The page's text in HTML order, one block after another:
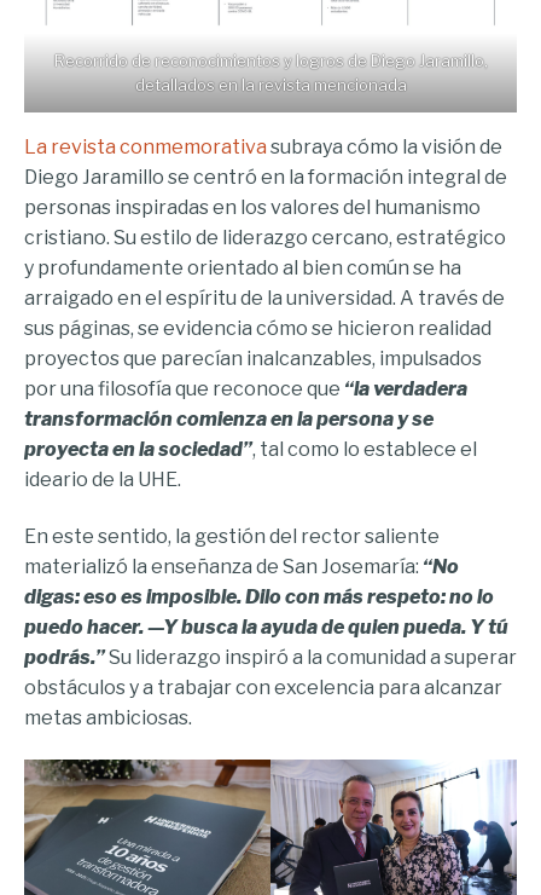
Recorrido de reconocimientos y logros de Diego Jaramillo,
detallados en la revista mencionada
La revista conmemorativa subraya cómo la visión de
Diego Jaramillo se centró en la formación integral de
personas inspiradas en los valores del humanismo
cristiano. Su estilo de liderazgo cercano, estratégico
y profundamente orientado al bien común se ha
arraigado en el espíritu de la universidad. A través de
sus páginas, se evidencia cómo se hicieron realidad
proyectos que parecían inalcanzables, impulsados
por una filosofía que reconoce que “la verdadera
transformación comienza en la persona y se
proyecta en la sociedad”, tal como lo establece el
ideario de la UHE.
En este sentido, la gestión del rector saliente
materializó la enseñanza de San Josemaría: “No
digas: eso es imposible. Dilo con más respeto: no lo
puedo hacer. —Y busca la ayuda de quien pueda. Y tú
podrás.”Su liderazgo inspiró a la comunidad a superar
obstáculos y a trabajar con excelencia para alcanzar
metas ambiciosas.